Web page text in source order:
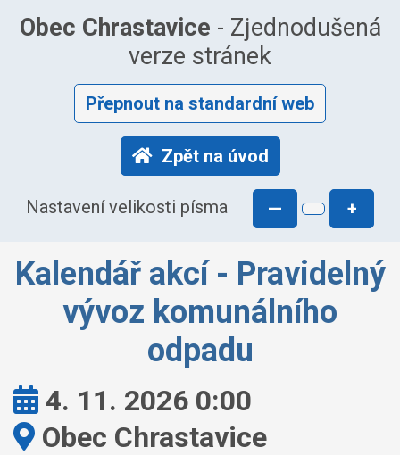
Obec Chrastavice - Zjednodušená
verze stránek
Přepnout na standardní web
Zpět na úvod
Nastavení velikosti písma — +
Kalendář akcí - Pravidelný
vývoz komunálního
odpadu
Kdy:
4. 11. 2026 0:00
Kde:
Obec Chrastavice